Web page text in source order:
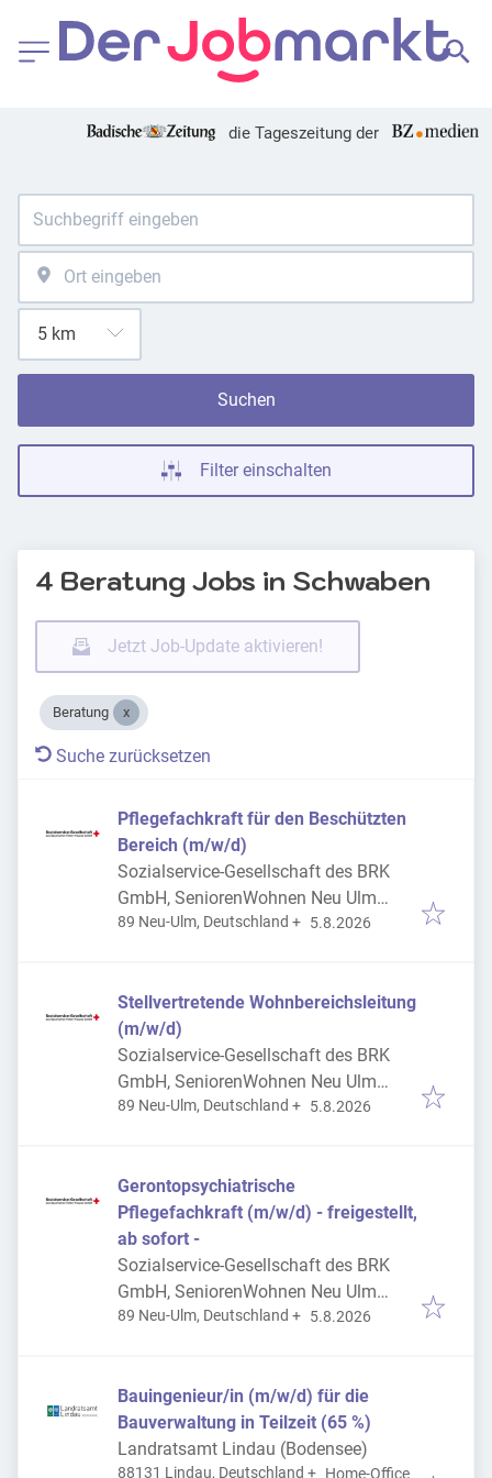
die Tageszeitung der
Suchen
Filter einschalten
4 Beratung Jobs in Schwaben
Jetzt Job-Update aktivieren!
Beratung
Suche zurücksetzen
Pflegefachkraft für den Beschützten
Bereich (m/w/d)
Sozialservice-Gesellschaft des BRK
GmbH, SeniorenWohnen Neu Ulm
Ludwigsfeld
89 Neu-Ulm, Deutschland + Veröffentlicht
5.8.2026
Stellvertretende Wohnbereichsleitung
(m/w/d)
Sozialservice-Gesellschaft des BRK
GmbH, SeniorenWohnen Neu Ulm
Ludwigsfeld
89 Neu-Ulm, Deutschland + Veröffentlicht
5.8.2026
Gerontopsychiatrische
Pflegefachkraft (m/w/d) - freigestellt,
ab sofort -
Sozialservice-Gesellschaft des BRK
GmbH, SeniorenWohnen Neu Ulm
Ludwigsfeld
89 Neu-Ulm, Deutschland + Veröffentlicht
5.8.2026
Bauingenieur/in (m/w/d) für die
Bauverwaltung in Teilzeit (65 %)
Landratsamt Lindau (Bodensee)
88131 Lindau, Deutschland + Home-Office